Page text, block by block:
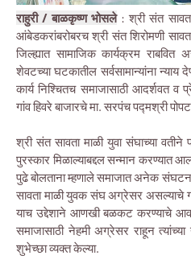
राहुरी / बाळकृष्ण भोसले: श्री संत
आंबेडकरांबरोबरच श्री संत शिरोमणी
जिल्ह्यात सामाजिक कार्यक्रम
शेवटच्या घटकातील सर्वसामान्यांना न्याय
कार्य निश्चितच समाजासाठी आदर्शवत व
गांव हिवरे बाजारचे मा. सरपंच पद्मश्री
श्री संत सावता माळी युवा संघाच्या वतीने
पुरस्कार मिळाल्याबद्दल सन्मान करण्यात
पुढे बोलताना म्हणाले समाजात अनेक
सावता माळी युवक संघ अग्रेसर असल्याचे
याच उद्देशाने आणखी बळकट करण्याचे
समाजासाठी नेहमी अग्रेसर राहून त्यांच्या
शुभेच्छा व्यक्त केल्या.